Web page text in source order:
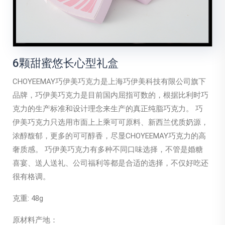
6颗甜蜜悠长心型礼盒
CHOYEEMAY巧伊美巧克力是上海巧伊美科技有限公司旗下
品牌，巧伊美巧克力是目前国内屈指可数的，根据比利时巧
克力的生产标准和设计理念来生产的真正纯脂巧克力。 巧
伊美巧克力只选用市面上上乘可可原料、新西兰优质奶源，
浓醇馥郁，更多的可可醇香，尽显CHOYEEMAY巧克力的高
奢质感。 巧伊美巧克力有多种不同口味选择，不管是婚糖
喜宴、送人送礼、公司福利等都是合适的选择，不仅好吃还
很有格调。
克重: 48g
原材料产地：